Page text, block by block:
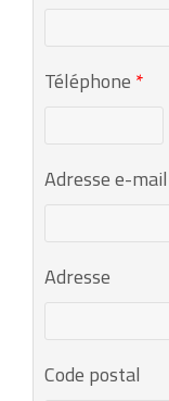
Téléphone *
Adresse e-mail
Adresse
Code postal